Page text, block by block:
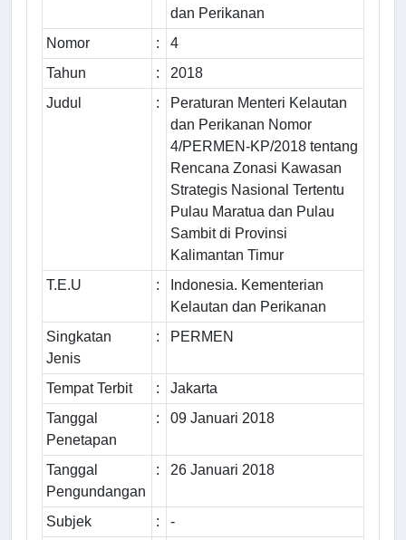
dan Perikanan
Nomor
:
4
Tahun
:
2018
Judul
:
Peraturan Menteri Kelautan
dan Perikanan Nomor
4/PERMEN-KP/2018 tentang
Rencana Zonasi Kawasan
Strategis Nasional Tertentu
Pulau Maratua dan Pulau
Sambit di Provinsi
Kalimantan Timur
T.E.U
:
Indonesia. Kementerian
Kelautan dan Perikanan
Singkatan
Jenis
: PERMEN
Tempat Terbit :
Jakarta
Tanggal
Penetapan
: 09 Januari 2018
Tanggal
Pengundangan
: 26 Januari 2018
Subjek : -